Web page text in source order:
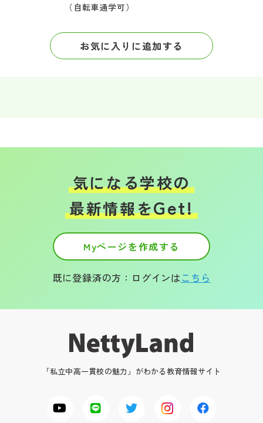
（自転車通学可）
お気に入りに追加する
気になる学校の
最新情報をGet!
Myページを作成する
既に登録済の方：ログインはこちら
「私立中高一貫校の魅力」がわかる教育情報サイト